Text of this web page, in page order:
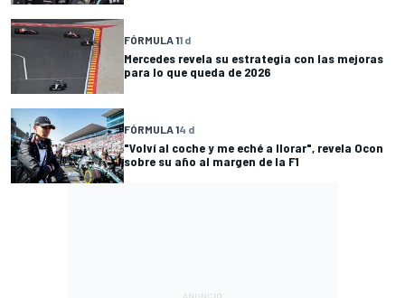
FÓRMULA 11 d
Mercedes revela su estrategia con las mejoras
para lo que queda de 2026
FÓRMULA 14 d
"Volví al coche y me eché a llorar", revela Ocon
sobre su año al margen de la F1